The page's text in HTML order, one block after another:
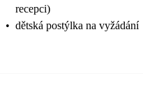
recepci)
• dětská postýlka na vyžádání